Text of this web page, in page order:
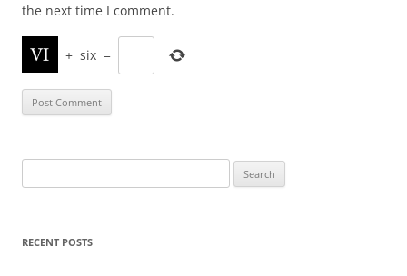
the next time I comment.
+ six =
for:
RECENT POSTS